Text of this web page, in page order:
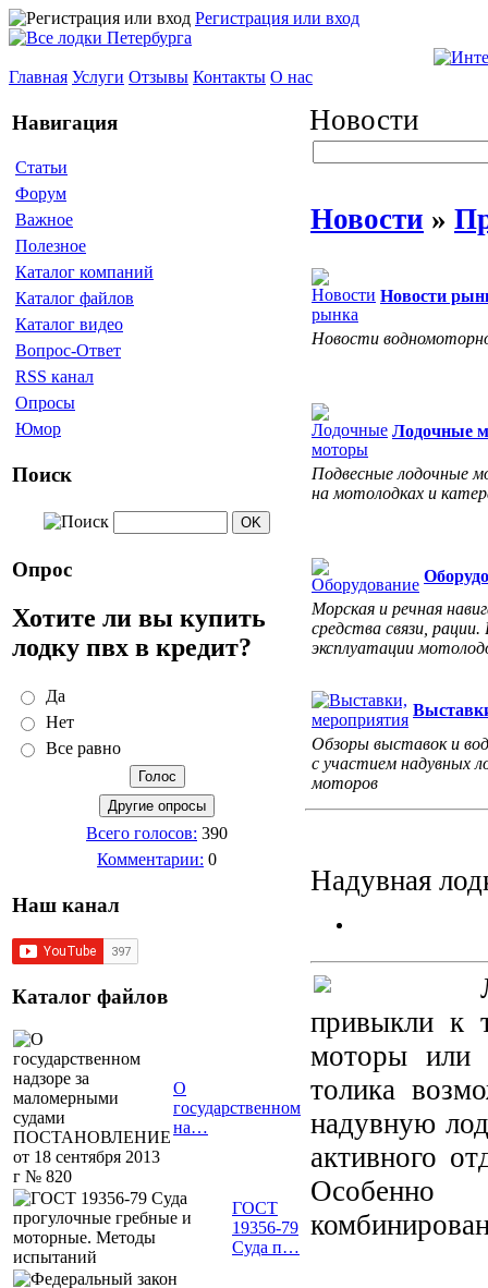
Регистрация или вход
Главная Услуги Отзывы Контакты О нас
Навигация
Статьи
Форум
Важное
Полезное
Каталог компаний
Каталог файлов
Каталог видео
Вопрос-Ответ
RSS канал
Опросы
Юмор
Поиск
Опрос
Хотите ли вы купить
лодку пвх в кредит?
Да
Нет
Все равно
Всего голосов: 390
Комментарии: 0
Наш канал
Каталог файлов
О
государственном
на…
ГОСТ
19356-79
Суда п…
Новости
Новости »
Новости
Новости
Лодочные
Подвесные лодочные
на мотолодках и
Морская и речная
средства связи, рации.
эксплуатации
Обзоры выставок и
с участием надувных
моторов
Надувная
привыкли к
моторы или
толика
надувную
активного
Особенно